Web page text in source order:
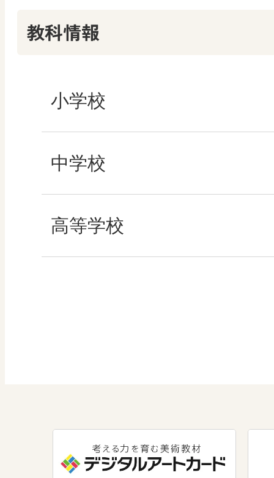
楽しい数学の授業を
ABCシリーズ
その他の教育資料
教科情報
小学校
社会
算数
中学校
社会 地理
高等学校